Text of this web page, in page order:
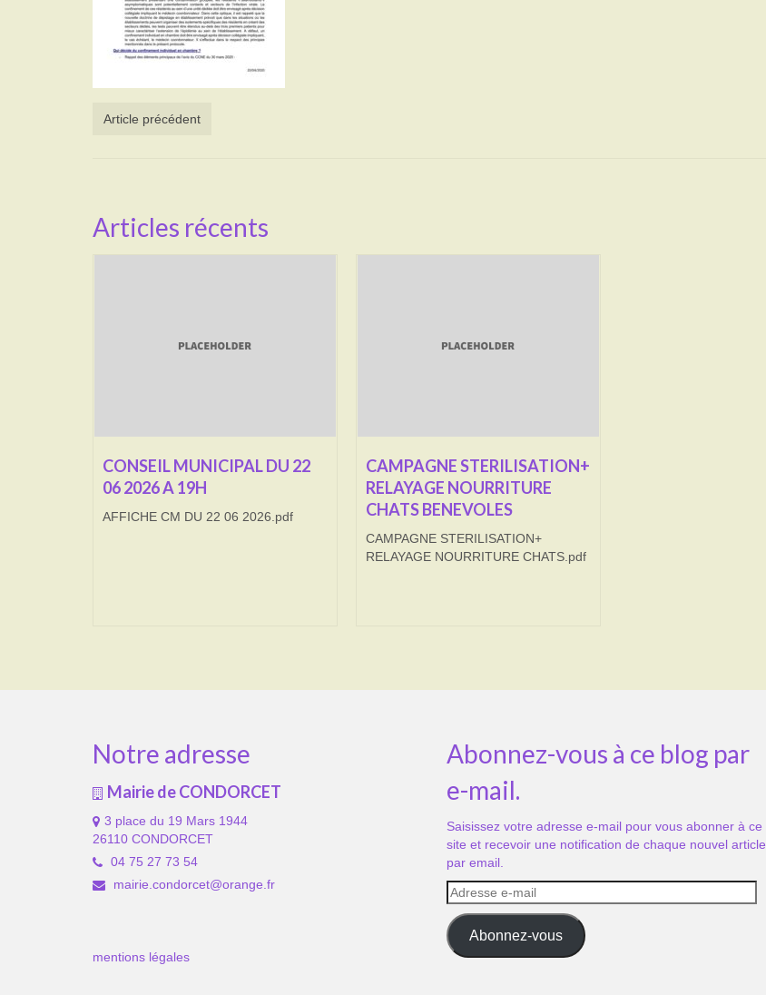
Article précédent
Articles récents
CONSEIL MUNICIPAL DU 22
06 2026 A 19H
AFFICHE CM DU 22 06 2026.pdf
CAMPAGNE STERILISATION+
RELAYAGE NOURRITURE
CHATS BENEVOLES
CAMPAGNE STERILISATION+
RELAYAGE NOURRITURE CHATS.pdf
Notre adresse
Mairie de CONDORCET
3 place du 19 Mars 1944
26110 CONDORCET
04 75 27 73 54
mairie.condorcet@orange.fr
mentions légales
Abonnez-vous à ce blog par
e-mail.
Saisissez votre adresse e-mail pour vous abonner à ce
site et recevoir une notification de chaque nouvel article
par email.
Adresse
e-
mail
Abonnez-vous